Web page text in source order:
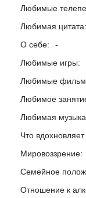
Любимые
Любимая цитата:
О себе:
-
Любимые игры:
Любимые
Любимое
Любимая
Что
Мировоззрение:
Семейное
Отношение к